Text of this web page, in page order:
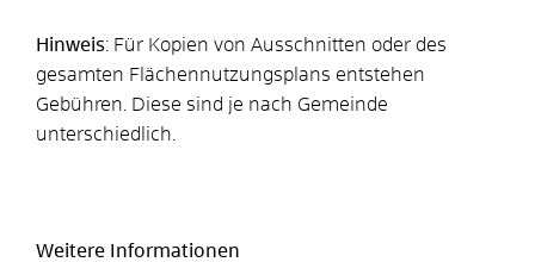
Hinweis: Für Kopien von Ausschnitten oder des
gesamten Flächennutzungsplans entstehen
Gebühren. Diese sind je nach Gemeinde
unterschiedlich.
Weitere Informationen